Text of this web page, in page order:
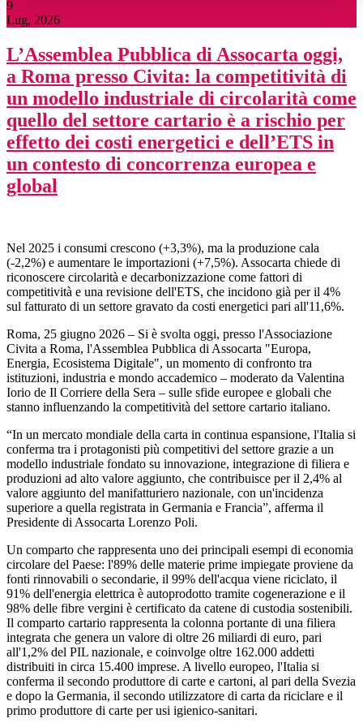
9
Lug, 2026
L’Assemblea Pubblica di Assocarta oggi,
a Roma presso Civita: la competitività di
un modello industriale di circolarità come
quello del settore cartario è a rischio per
effetto dei costi energetici e dell’ETS in
un contesto di concorrenza europea e
global
Nel 2025 i consumi crescono (+3,3%), ma la produzione cala
(-2,2%) e aumentare le importazioni (+7,5%). Assocarta chiede di
riconoscere circolarità e decarbonizzazione come fattori di
competitività e una revisione dell'ETS, che incidono già per il 4%
sul fatturato di un settore gravato da costi energetici pari all'11,6%.
Roma, 25 giugno 2026 – Si è svolta oggi, presso l'Associazione
Civita a Roma, l'Assemblea Pubblica di Assocarta "Europa,
Energia, Ecosistema Digitale", un momento di confronto tra
istituzioni, industria e mondo accademico – moderato da Valentina
Iorio de Il Corriere della Sera – sulle sfide europee e globali che
stanno influenzando la competitività del settore cartario italiano.
“In un mercato mondiale della carta in continua espansione, l'Italia si
conferma tra i protagonisti più competitivi del settore grazie a un
modello industriale fondato su innovazione, integrazione di filiera e
produzioni ad alto valore aggiunto, che contribuisce per il 2,4% al
valore aggiunto del manifatturiero nazionale, con un'incidenza
superiore a quella registrata in Germania e Francia”, afferma il
Presidente di Assocarta Lorenzo Poli.
Un comparto che rappresenta uno dei principali esempi di economia
circolare del Paese: l'89% delle materie prime impiegate proviene da
fonti rinnovabili o secondarie, il 99% dell'acqua viene riciclato, il
91% dell'energia elettrica è autoprodotto tramite cogenerazione e il
98% delle fibre vergini è certificato da catene di custodia sostenibili.
Il comparto cartario rappresenta la colonna portante di una filiera
integrata che genera un valore di oltre 26 miliardi di euro, pari
all'1,2% del PIL nazionale, e coinvolge oltre 162.000 addetti
distribuiti in circa 15.400 imprese. A livello europeo, l'Italia si
conferma il secondo produttore di carte e cartoni, al pari della Svezia
e dopo la Germania, il secondo utilizzatore di carta da riciclare e il
primo produttore di carte per usi igienico-sanitari.